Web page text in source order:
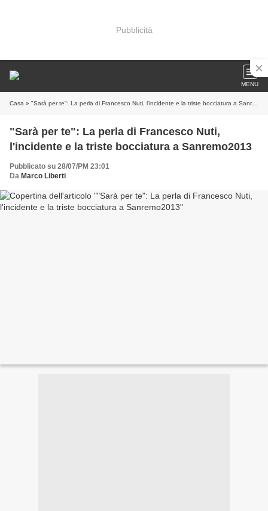
Pubblicità
MENU
Casa » "Sarà per te": La perla di Francesco Nuti, l'incidente e la triste bocciatura a Sanremo2013
"Sarà per te": La perla di Francesco Nuti,
l'incidente e la triste bocciatura a Sanremo2013
Pubblicato su 28/07/PM 23:01
Da Marco Liberti